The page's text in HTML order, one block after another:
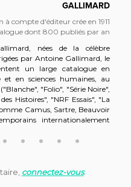
GALLIMARD
à compte d'éditeur crée en 1911
dont 800 publiés par an
nées de la célèbre
par Antoine Gallimard, le
un large catalogue en
en sciences humaines, au
"Folio", "Série Noire",
Histoires", "NRF Essais", "La
Camus, Sartre, Beauvoir
internationalement
et bien d'autres. Le groupe
P.O.L, Joëlle Losfeld,
connectez-vous.